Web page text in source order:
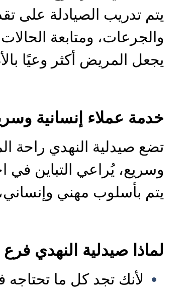
يتم تدريب الصيادلة على
والجرعات، ومتابعة الحالات
يجعل المريض أكثر وعيًا
خدمة عملاء إنسانية
تضع صيدلية النهدي راحة
وسريع، يُراعي التباين في
يتم بأسلوب مهني
لماذا صيدلية النهدي فرع
لأنك تجد كل ما